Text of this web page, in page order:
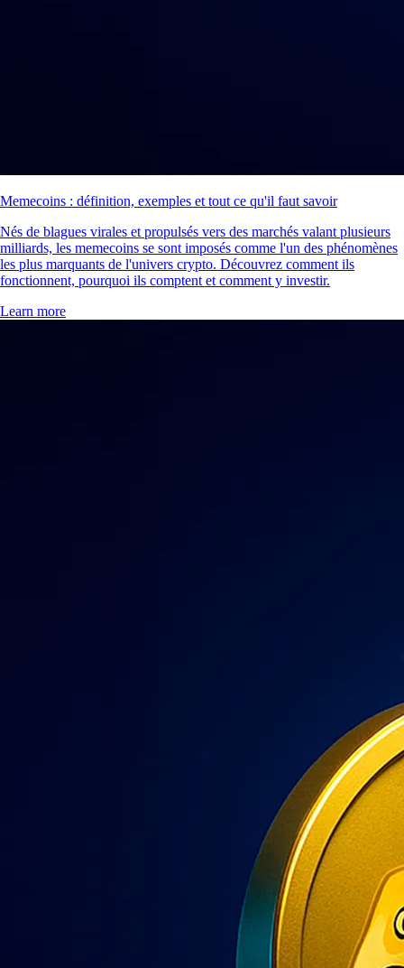
Memecoins : définition, exemples et tout ce qu'il faut savoir
Nés de blagues virales et propulsés vers des marchés valant plusieurs
milliards, les memecoins se sont imposés comme l'un des phénomènes
les plus marquants de l'univers crypto. Découvrez comment ils
fonctionnent, pourquoi ils comptent et comment y investir.
Learn more